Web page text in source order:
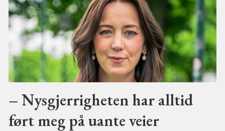
– Nysgjerrigheten har alltid
ført meg på uante veier